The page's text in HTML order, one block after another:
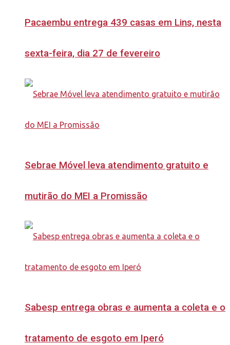
Pacaembu entrega 439 casas em Lins, nesta
sexta-feira, dia 27 de fevereiro
Sebrae Móvel leva atendimento gratuito e
mutirão do MEI a Promissão
Sabesp entrega obras e aumenta a coleta e o
tratamento de esgoto em Iperó